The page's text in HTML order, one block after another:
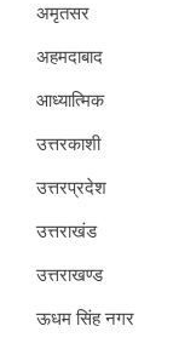
अमृतसर
अहमदाबाद
आध्यात्मिक
उत्तरकाशी
उत्तरप्रदेश
उत्तराखंड
उत्तराखण्ड
ऊधम सिंह नगर